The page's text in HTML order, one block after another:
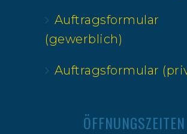
Auftragsformular
(gewerblich)
Auftragsformular
ÖFFNUNGSZEITEN